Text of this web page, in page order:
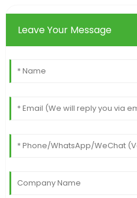
Leave Your Message